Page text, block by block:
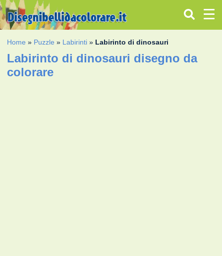
Home » Puzzle » Labirinti » Labirinto di dinosauri
Labirinto di dinosauri disegno da
colorare